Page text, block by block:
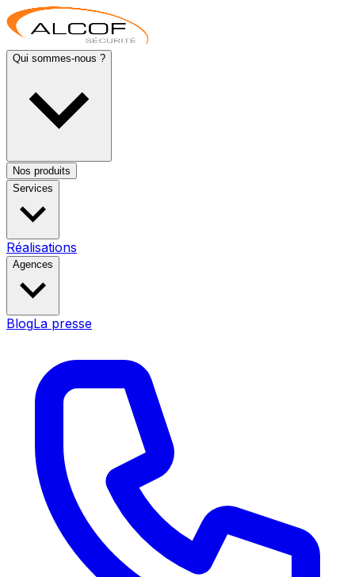
Qui sommes-nous ?
Nos produits
Services
Réalisations
Agences
BlogLa presse